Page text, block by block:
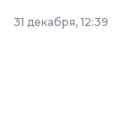
в Астане из
31 декабря, 12:39